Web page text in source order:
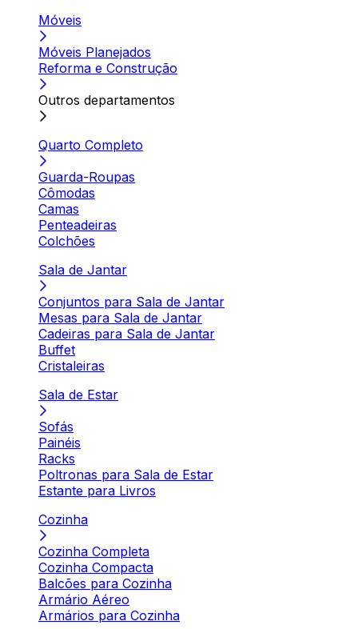
Móveis
Móveis Planejados
Reforma e Construção
Outros departamentos
Quarto Completo
Guarda-Roupas
Cômodas
Camas
Penteadeiras
Colchões
Sala de Jantar
Conjuntos para Sala de Jantar
Mesas para Sala de Jantar
Cadeiras para Sala de Jantar
Buffet
Cristaleiras
Sala de Estar
Sofás
Painéis
Racks
Poltronas para Sala de Estar
Estante para Livros
Cozinha
Cozinha Completa
Cozinha Compacta
Balcões para Cozinha
Armário Aéreo
Armários para Cozinha